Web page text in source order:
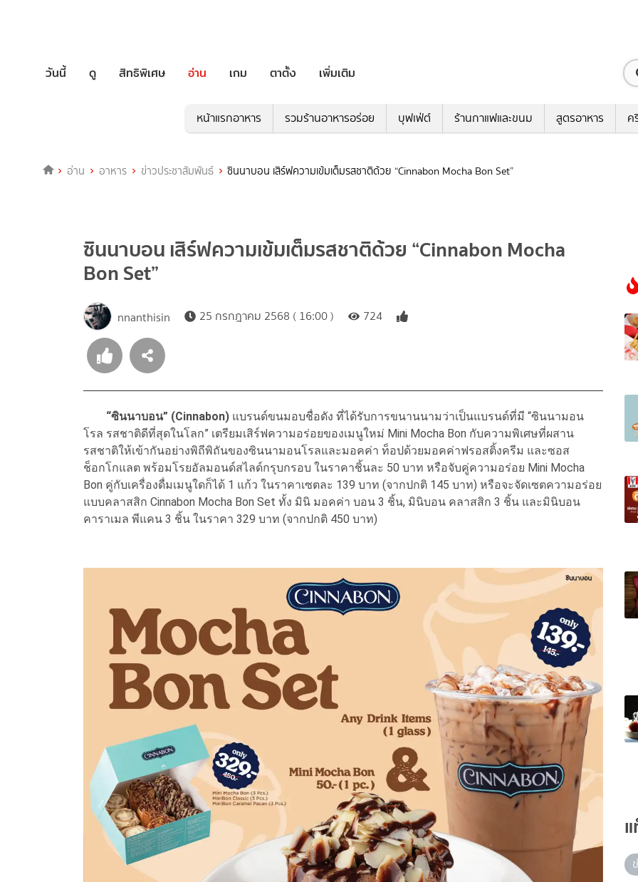
วันนี้ ดู สิทธิพิเศษ อ่าน เกม ตาตั้ง เพิ่มเติม
หน้าแรกอาหาร รวมร้านอาหารอร่อย บุฟเฟ่ต์ ร้านกาแฟและขนม สูตรอาหาร ค
อ่าน อาหาร ข่าวประชาสัมพันธ์ ซินนาบอน เสิร์ฟความเข้มเต็มรสชาติด้วย “Cinnabon Mocha Bon Set”
ซินนาบอน เสิร์ฟความเข้มเต็มรสชาติด้วย “Cinnabon Mocha
Bon Set”
nnanthisin 25 กรกฎาคม 2568 ( 16:00 ) 724
“ซินนาบอน” (Cinnabon) แบรนด์ขนมอบชื่อดัง ที่ได้รับการขนานนามว่าเป็นแบรนด์ที่มี “ซินนามอน
โรล รสชาติดีที่สุดในโลก” เตรียมเสิร์ฟความอร่อยของเมนูใหม่ Mini Mocha Bon กับความพิเศษที่ผสาน
รสชาติให้เข้ากันอย่างพิถีพิถันของซินนามอนโรลและมอคค่า ท็อปด้วยมอคค่าฟรอสติ้งครีม และซอส
ช็อกโกแลต พร้อมโรยอัลมอนด์สไลด์กรุบกรอบ ในราคาชิ้นละ 50 บาท หรือจับคู่ความอร่อย Mini Mocha
Bon คู่กับเครื่องดื่มเมนูใดก็ได้ 1 แก้ว ในราคาเซตละ 139 บาท (จากปกติ 145 บาท) หรือจะจัดเซตความอร่อย
แบบคลาสสิก Cinnabon Mocha Bon Set ทั้ง มินิ มอคค่า บอน 3 ชิ้น, มินิบอน คลาสสิก 3 ชิ้น และมินิบอน
คาราเมล พีแคน 3 ชิ้น ในราคา 329 บาท (จากปกติ 450 บาท)